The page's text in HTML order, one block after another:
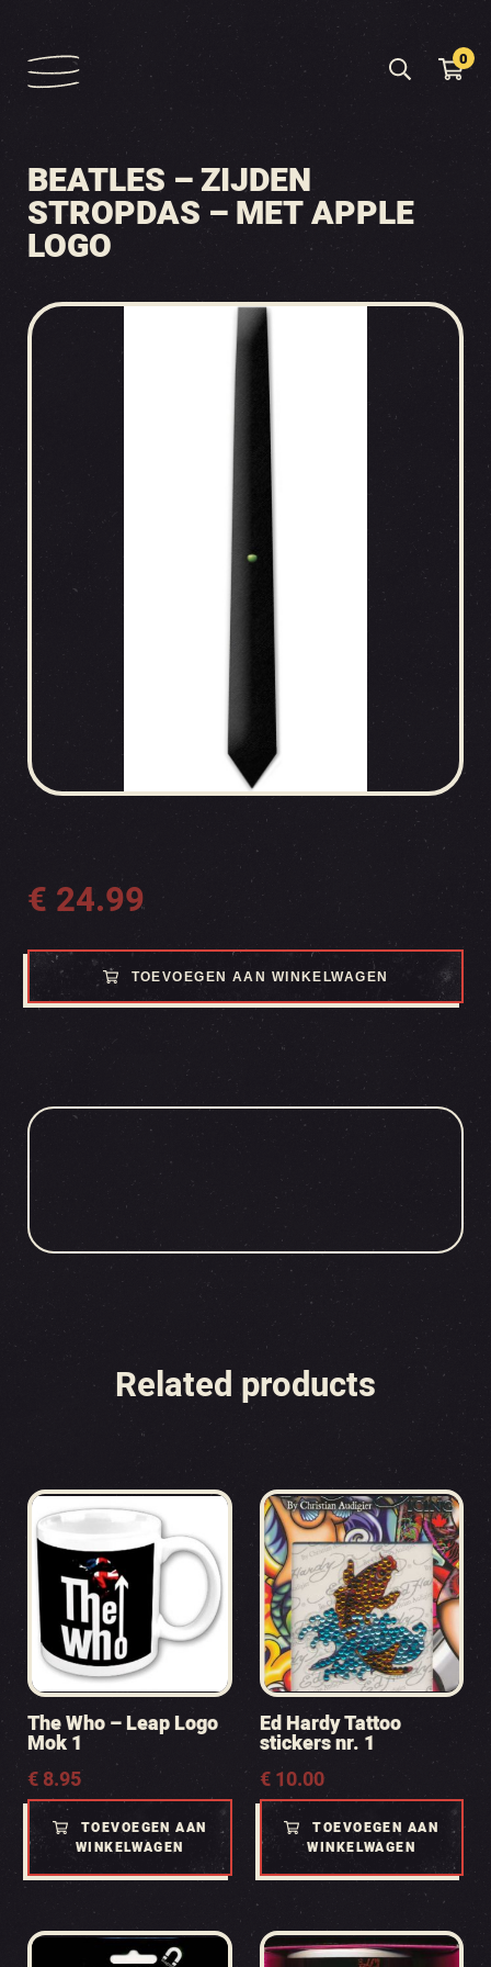
0
BEATLES – ZIJDEN
STROPDAS – MET APPLE
LOGO
€ 24.99
TOEVOEGEN AAN WINKELWAGEN
Related products
The Who – Leap Logo
Mok 1
€8.95
TOEVOEGEN AAN
WINKELWAGEN
Ed Hardy Tattoo
stickers nr. 1
€10.00
TOEVOEGEN AAN
WINKELWAGEN